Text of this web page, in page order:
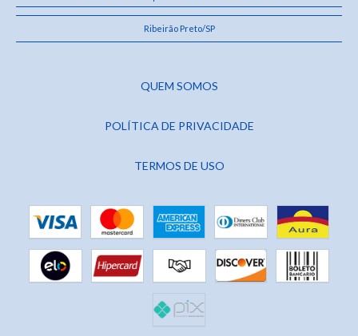
Ribeirão Preto/SP
QUEM SOMOS
POLÍTICA DE PRIVACIDADE
TERMOS DE USO